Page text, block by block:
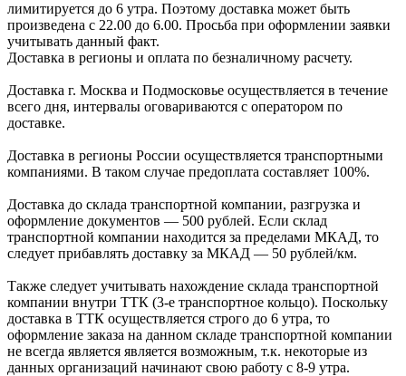
лимитируется до 6 утра. Поэтому доставка может быть
произведена с 22.00 до 6.00. Просьба при оформлении заявки
учитывать данный факт.
Доставка в регионы и оплата по безналичному расчету.
Доставка г. Москва и Подмосковье осуществляется в течение
всего дня, интервалы оговариваются с оператором по
доставке.
Доcтавка в регионы России осуществляется транспортными
компаниями. В таком случае предоплата составляет 100%.
Доставка до склада транспортной компании, разгрузка и
оформление документов — 500 рублей. Если склад
транспортной компании находится за пределами МКАД, то
следует прибавлять доставку за МКАД — 50 рублей/км.
Также следует учитывать нахождение склада транспортной
компании внутри ТТК (3-е транспортное кольцо). Поскольку
доставка в ТТК осуществляется строго до 6 утра, то
оформление заказа на данном складе транспортной компании
не всегда является является возможным, т.к. некоторые из
данных организаций начинают свою работу с 8-9 утра.